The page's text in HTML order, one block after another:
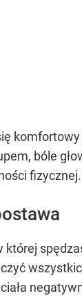
bóle
fizycznej.
której